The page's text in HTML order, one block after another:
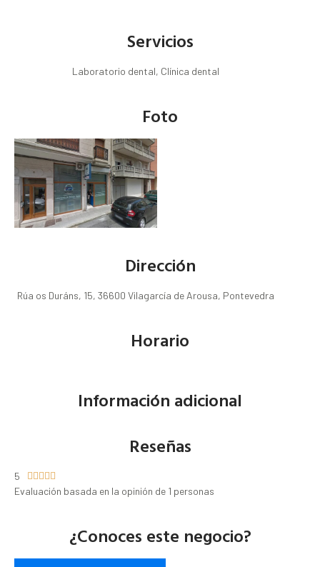
Servicios
Laboratorio dental, Clínica dental
Foto
Dirección
Rúa os Duráns, 15, 36600 Vilagarcía de Arousa, Pontevedra
Horario
Información adicional
Reseñas
5     
Evaluación basada en la opinión de 1 personas
¿Conoces este negocio?